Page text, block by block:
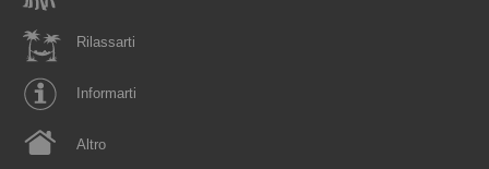
Rilassarti
Informarti
Altro